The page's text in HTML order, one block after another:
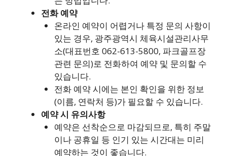
전화 예약
온라인 예약이 어렵거나 특정 문의 사항이
있는 경우, 광주광역시 체육시설관리사무
소(대표번호 062-613-5800, 파크골프장
관련 문의)로 전화하여 예약 및 문의할 수
있습니다.
전화 예약 시에는 본인 확인을 위한 정보
(이름, 연락처 등)가 필요할 수 있습니다.
예약 시 유의사항
예약은 선착순으로 마감되므로, 특히 주말
이나 공휴일 등 인기 있는 시간대는 미리
예약하는 것이 좋습니다.